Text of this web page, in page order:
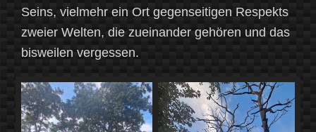
Seins, vielmehr ein Ort gegenseitigen Respekts
zweier Welten, die zueinander gehören und das
bisweilen vergessen.